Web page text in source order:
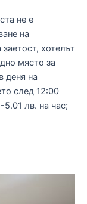
не е
на
хотелът
място за
деня на
след 12:00
5.01 лв. на час;